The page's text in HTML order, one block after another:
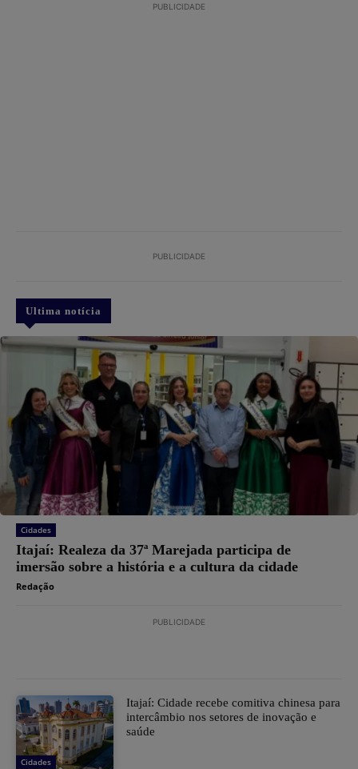
PUBLICIDADE
PUBLICIDADE
Ultima notícia
Cidades
Itajaí: Realeza da 37ª Marejada participa de
imersão sobre a história e a cultura da cidade
Redação
PUBLICIDADE
Cidades
Itajaí: Cidade recebe comitiva chinesa para
intercâmbio nos setores de inovação e
saúde